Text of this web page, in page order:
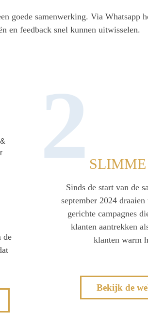
goede samenwerking. Via Whatsapp
en feedback snel kunnen uitwisselen.
de
2
Sinds de start van de
september 2024
gerichte campagnes
klanten aantrekken
klanten warm
Bekijk de